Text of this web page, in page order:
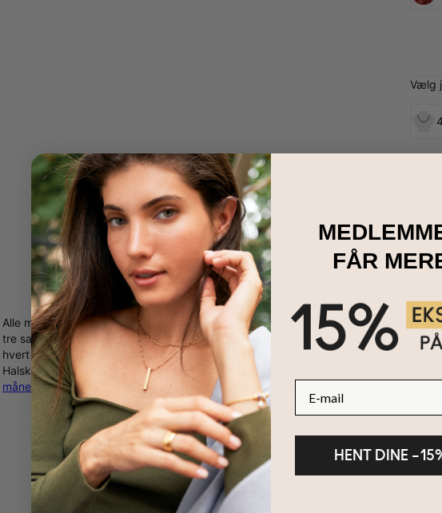
Vælg
Alle mødre og bedstemødre elsker vores Triple Hjertesmykke med Fødselssten i
tre sammenflettede hjerter. Vælg op til tre navne eller meningsfulde ord til
hvert enkelt hjerte. Mulighederne er virkelig endeløse, så denne halskæde har et
Halskæden er lavet af 18k forgyldt 0.925 sterlingsølv og hænger fra en
månedssten? Dette design er også tilgængeligt i sterlingsølv . Du kan
FÅR
HENT DINE